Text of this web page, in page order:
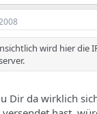
wird hier die
Dir da wirklich